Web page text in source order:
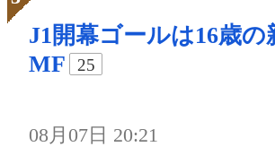
J1開幕ゴールは16歳の
MF
25
08月07日 20:21